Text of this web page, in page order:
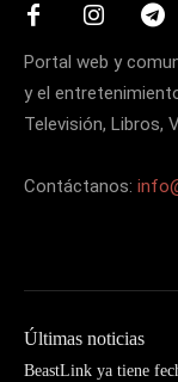
Portal web y
y el
Televisión, Libros,
Contáctanos:
Últimas noticias
BeastLink ya tiene